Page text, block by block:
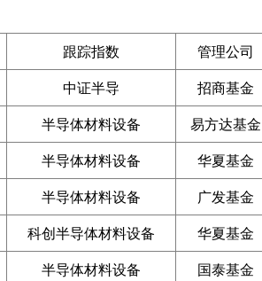
跟踪指数 管理公司
中证半导 招商基金
半导体材料设备 易方达基金
半导体材料设备 华夏基金
半导体材料设备 广发基金
科创半导体材料设备 华夏基金
半导体材料设备 国泰基金